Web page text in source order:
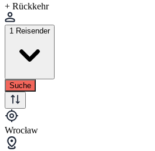
+ Rückkehr
1 Reisender
Suche
Wrocław